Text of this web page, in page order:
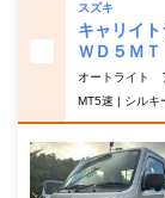
スズキ
キャリイ
ＷＤ５Ｍ
オートライト
MT5速 | シルキ